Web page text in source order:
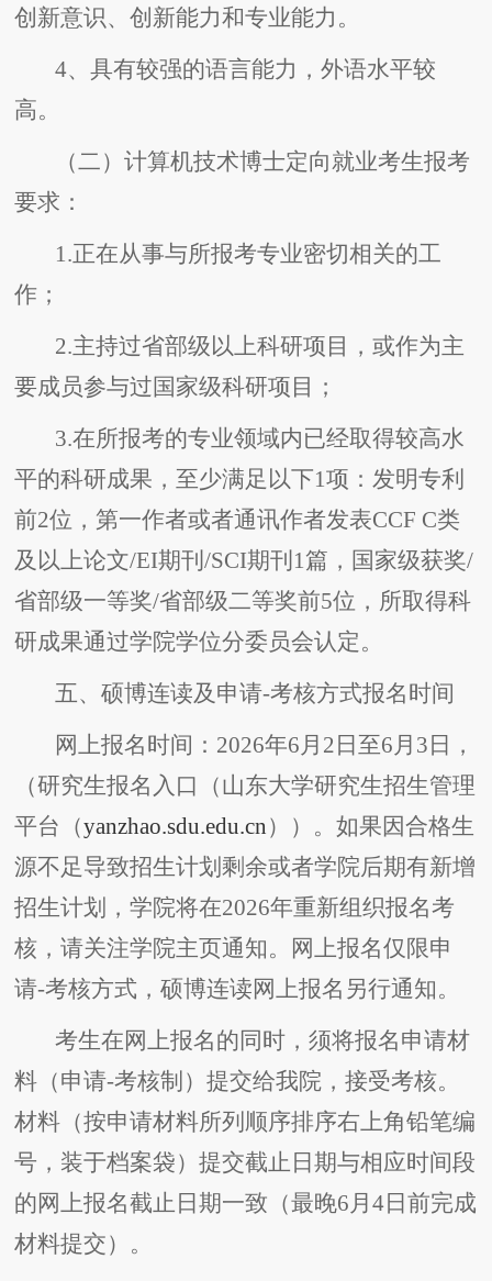
创新意识、创新能力和专业能力。
4、具有较强的语言能力，外语水平较
高。
（二）计算机技术博士定向就业考生报考
要求：
1.正在从事与所报考专业密切相关的工
作；
2.主持过省部级以上科研项目，或作为主
要成员参与过国家级科研项目；
3.在所报考的专业领域内已经取得较高水
平的科研成果，至少满足以下1项：发明专利
前2位，第一作者或者通讯作者发表CCF C类
及以上论文/EI期刊/SCI期刊1篇，国家级获奖/
省部级一等奖/省部级二等奖前5位，所取得科
研成果通过学院学位分委员会认定。
五、硕博连读及申请-考核方式报名时间
网上报名时间：2026年6月2日至6月3日，
（研究生报名入口（山东大学研究生招生管理
平台（yanzhao.sdu.edu.cn））。如果因合格生
源不足导致招生计划剩余或者学院后期有新增
招生计划，学院将在2026年重新组织报名考
核，请关注学院主页通知。网上报名仅限申
请-考核方式，硕博连读网上报名另行通知。
考生在网上报名的同时，须将报名申请材
料（申请-考核制）提交给我院，接受考核。
材料（按申请材料所列顺序排序右上角铅笔编
号，装于档案袋）提交截止日期与相应时间段
的网上报名截止日期一致（最晚6月4日前完成
材料提交）。